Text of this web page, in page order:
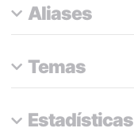
Aliases
Temas
Estadísticas